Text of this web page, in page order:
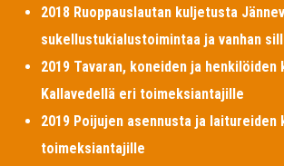
2018 Ruoppauslautan kuljetusta
sukellustukialustoimintaa ja vanhan
2019 Tavaran, koneiden ja
Kallavedellä eri toimeksiantajille
2019 Poijujen asennusta ja
toimeksiantajille